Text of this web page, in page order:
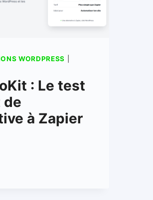
WORDPRESS
: Le test
de
à Zapier